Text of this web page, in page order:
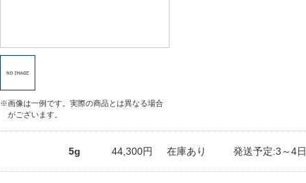
※画像は一例です。実際の商品とは異なる場合
がございます。
5g 44,300円 在庫あり 発送予定:3～4日